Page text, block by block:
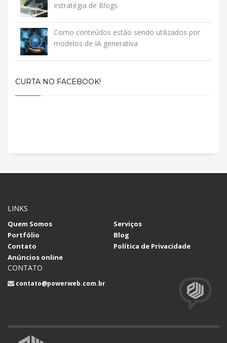
estratégia de Blogs
Como conteúdos estão sendo utilizados por
modelos de IA generativa
CURTA NO FACEBOOK!
LINKS
Quem Somos
Serviços
Portfólio
Blog
Contato
Política de Privacidade
Anúncios online
CONTATO
contato@powerweb.com.br